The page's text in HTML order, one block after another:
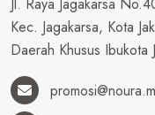
Jl. Raya Jagakarsa
Kec. Jagakarsa, Kota
Daerah Khusus Ibukota